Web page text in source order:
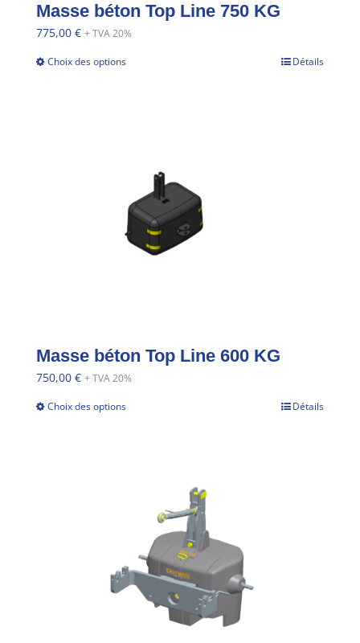
Masse béton Top Line 750 KG
775,00 € + TVA 20%
Choix des options Détails
Masse béton Top Line 600 KG
750,00 € + TVA 20%
Choix des options Détails